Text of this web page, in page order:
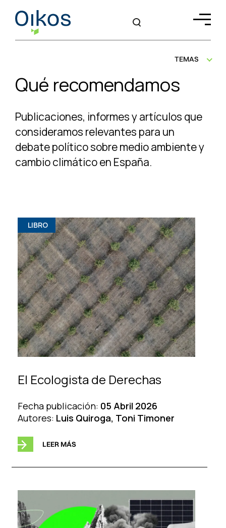
Qué recomendamos
Publicaciones, informes y artículos que
consideramos relevantes para un
debatepolítico sobre medio ambiente y
cambio climático en España.
TEMAS
LIBRO
El Ecologista de Derechas
Fecha publicación: 05 Abril 2026
Autores: Luis Quiroga, Toni Timoner
LEER MÁS